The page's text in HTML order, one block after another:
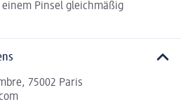
Pinsel gleichmäßig
75002 Paris